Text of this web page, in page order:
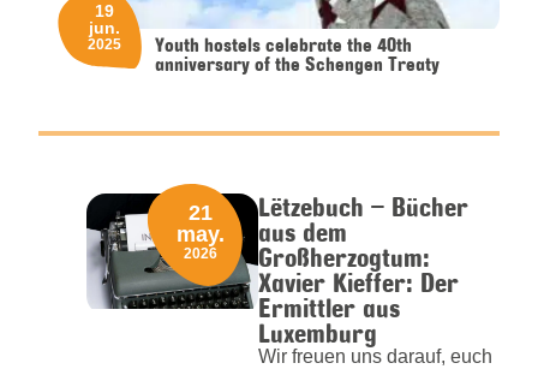
Youth hostels celebrate the 40th
anniversary of the Schengen Treaty
19
jun.
2025
Lëtzebuch – Bücher
aus dem
Großherzogtum:
Xavier Kieffer: Der
Ermittler aus
Luxemburg
Wir freuen uns darauf, euch
21
may.
2026